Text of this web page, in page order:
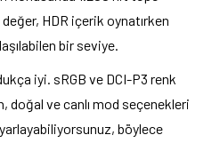
HDR içerik oynatırken
bir seviye.
iyi. sRGB ve DCI-P3 renk
doğal ve canlı mod seçenekleri
böylece